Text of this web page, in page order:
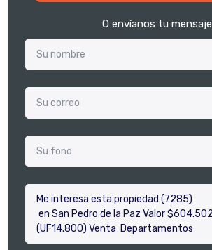
O envíanos tu mensaje